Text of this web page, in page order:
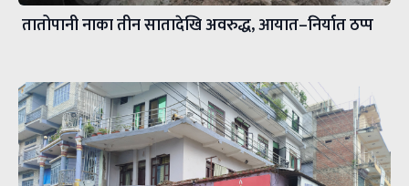
तातोपानी नाका तीन सातादेखि अवरुद्ध, आयात–निर्यात ठप्प